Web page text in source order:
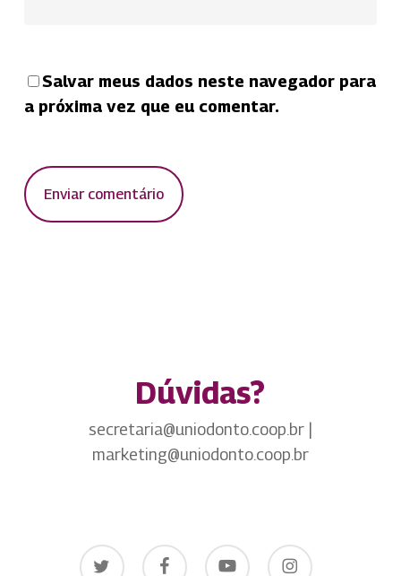
Salvar meus dados neste navegador para
a próxima vez que eu comentar.
Dúvidas?
secretaria@uniodonto.coop.br |
marketing@uniodonto.coop.br
twitter facebook youtube instagram